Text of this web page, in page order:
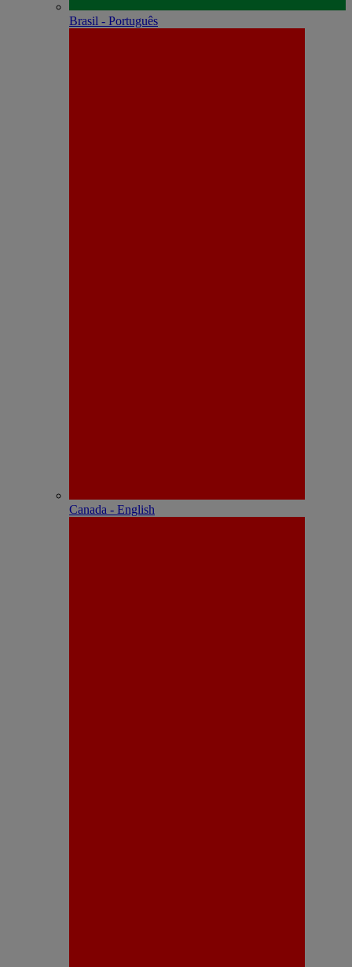
Brasil - Português
Canada - English